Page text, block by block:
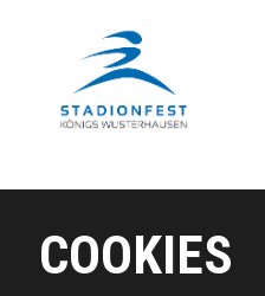
COOKIES
Datenschutzerklärung